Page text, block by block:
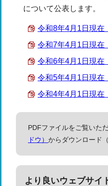
について公表します。
令和8年4月1日現在
令和7年4月1日現在
令和6年4月1日現在
令和5年4月1日現在
令和4年4月1日現在
PDFファイルをご覧いた
ドウ） からダウンロード
より良いウェブサイ